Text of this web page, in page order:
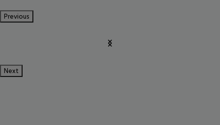
Previous
Next